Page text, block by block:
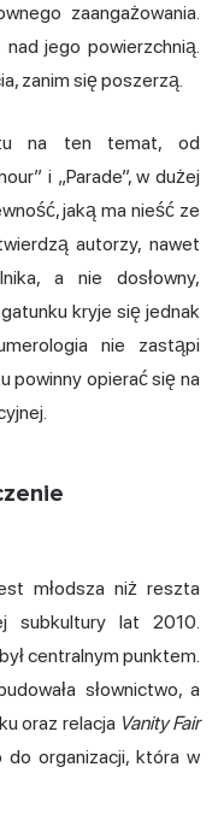
zaangażowania.
jego powierzchnią.
zanim się poszerzą.
na ten temat, od
i „Parade”, w dużej
jaką ma nieść ze
autorzy, nawet
a nie dosłowny,
kryje się jednak
nie zastąpi
powinny opierać się na
młodsza niż reszta
subkultury lat 2010.
centralnym punktem.
słownictwo, a
oraz relacja Vanity Fair
do organizacji, która w